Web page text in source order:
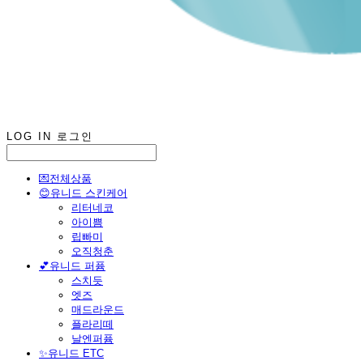
LOG IN 로그인
💌전체상품
😊유니드 스킨케어
리터네코
아이쁨
립빠미
오직청춘
💕유니드 퍼퓸
스치듯
엣즈
매드라운드
플라리떼
날엔퍼퓸
​✨유니드 ETC